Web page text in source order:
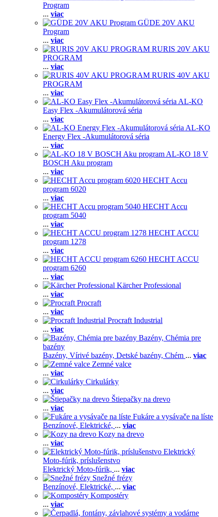
Program
... viac
GÜDE 20V AKU
Program
... viac
RURIS 20V AKU
PROGRAM
... viac
RURIS 40V AKU
PROGRAM
... viac
AL-KO
Easy Flex -Akumulátorová séria
... viac
AL-KO
Energy Flex -Akumulátorová séria
... viac
AL-KO 18 V
BOSCH Aku program
... viac
HECHT Accu
program 6020
... viac
HECHT Accu
program 5040
... viac
HECHT ACCU
program 1278
... viac
HECHT ACCU
program 6260
... viac
Kärcher Professional
... viac
Procraft
... viac
Procraft Industrial
... viac
Bazény, Chémia pre
bazény
Bazény, Vírivé bazény, Detské bazény, Chém ... viac
Zemné valce
... viac
Cirkulárky
... viac
Štiepačky na drevo
... viac
Fukáre a vysávače na líste
Benzínové, Elektrické, ... viac
Kozy na drevo
... viac
Elektrický
Moto-fúrik, príslušenstvo
Elektrický Moto-fúrik, ... viac
Snežné frézy
Benzínové, Elektrické, ... viac
Kompostéry
... viac